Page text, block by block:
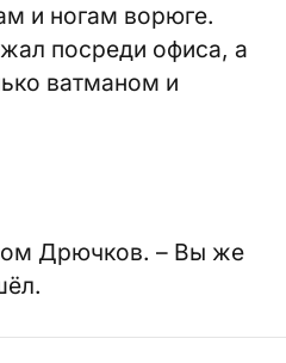
и ногам ворюге.
посреди офиса, а
ватманом и
Дрючков. – Вы же